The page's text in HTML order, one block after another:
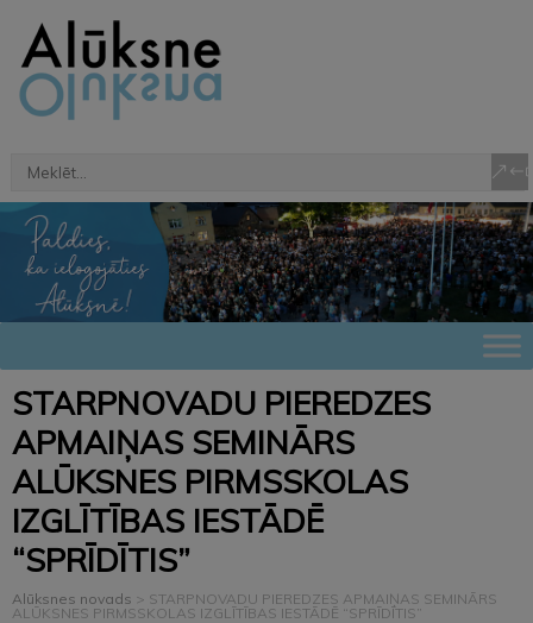
STARPNOVADU PIEREDZES
APMAIŅAS SEMINĀRS
ALŪKSNES PIRMSSKOLAS
IZGLĪTĪBAS IESTĀDĒ
“SPRĪDĪTIS”
Alūksnes novads > STARPNOVADU PIEREDZES APMAIŅAS SEMINĀRS
ALŪKSNES PIRMSSKOLAS IZGLĪTĪBAS IESTĀDĒ “SPRĪDĪTIS”